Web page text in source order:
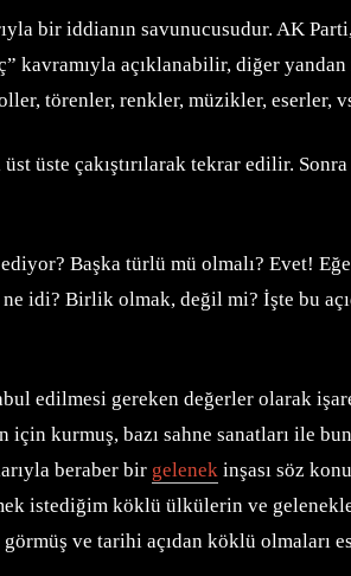
bir iddianın savunucusudur. AK
kavramıyla açıklanabilir, diğer
törenler, renkler, müzikler, eserler,
üste çakıştırılarak tekrar edilir.
Başka türlü mü olmalı? Evet!
idi? Birlik olmak, değil mi? İşte bu
edilmesi gereken değerler olarak
kurmuş, bazı sahne sanatları ile
beraber bir gelenek inşası söz
istediğim köklü ülkülerin ve
ve tarihi açıdan köklü olmaları